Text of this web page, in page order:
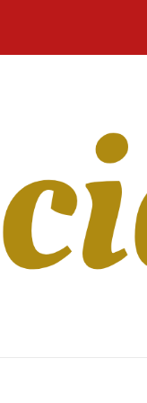
part of